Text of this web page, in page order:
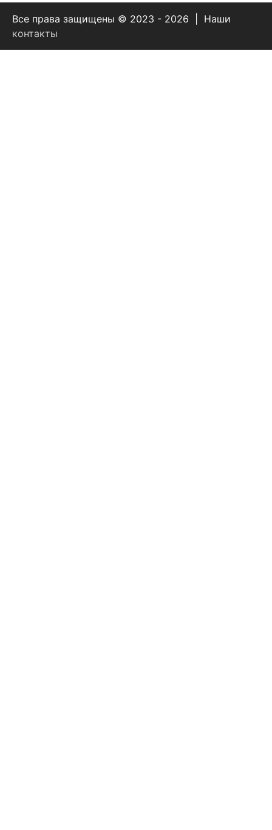
Все права защищены © 2023 - 2026 | Наши
контакты